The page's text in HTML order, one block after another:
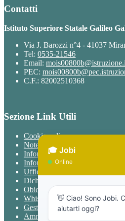
Contatti
Istituto Superiore Statale Galileo
Via J. Barozzi n°4 - 41037
Tel: 0535-21546
Email:
PEC:
C.F.: 82002510368
Sezione Link Utili
Cookie policy
Note legali
Informativa Privacy
Informativa Privacy chatbot Jobi
Ufficio Relazioni con il Pubblico
Dichiarazione di accessibilità
Obiettivi di accessibilità
Whistleblowing
Gestione consensi cookie
Amministrazione trasparente